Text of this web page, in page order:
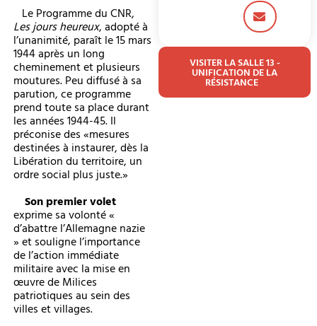
Le Programme du CNR,
Les jours heureux, adopté à
l’unanimité, paraît le 15 mars
1944 après un long
cheminement et plusieurs
moutures. Peu diffusé à sa
parution, ce programme
prend toute sa place durant
les années 1944-45. Il
préconise des «mesures
destinées à instaurer, dès la
Libération du territoire, un
ordre social plus juste.»
Son premier volet
exprime sa volonté «
d’abattre l’Allemagne nazie
» et souligne l’importance
de l’action immédiate
militaire avec la mise en
œuvre de Milices
patriotiques au sein des
villes et villages.
VISITER LA SALLE 13 -
UNIFICATION DE LA
RÉSISTANCE